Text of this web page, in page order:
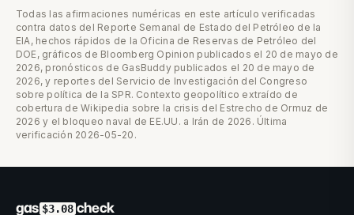
Todas las afirmaciones numéricas en este artículo verificadas
contra datos del Reporte Semanal de Estado del Petróleo de la
EIA, hechos rápidos de la Oficina de Reservas de Petróleo del
DOE, gráficos de Bloomberg Opinion publicados el 20 de mayo de
2026, pronósticos de GasBuddy publicados el 20 de mayo de
2026, y reportes del Servicio de Investigación del Congreso
sobre política de la SPR. Contexto geopolítico extraído de
cobertura de Wikipedia sobre la crisis del Estrecho de Ormuz de
2026 y el bloqueo naval de EE.UU. a Irán de 2026. Última
verificación 2026-05-20.
gas $3.08 check